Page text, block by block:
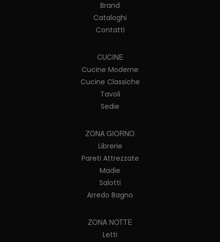
Brand
Cataloghi
Contatti
CUCINE
Cucine Moderne
Cucine Classiche
Tavoli
Sedie
ZONA GIORNO
Librerie
Pareti Attrezzate
Madie
Salotti
Arredo Bagno
ZONA NOTTE
Letti